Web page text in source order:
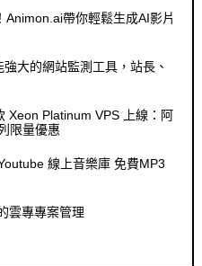
Animon.ai帶你輕鬆生成AI影片
大的網站監測工具，站長、
Xeon Platinum VPS 上線：阿
限量優惠
線上音樂庫 免費MP3
雲專專案管理